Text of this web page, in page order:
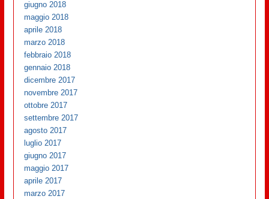
giugno 2018
maggio 2018
aprile 2018
marzo 2018
febbraio 2018
gennaio 2018
dicembre 2017
novembre 2017
ottobre 2017
settembre 2017
agosto 2017
luglio 2017
giugno 2017
maggio 2017
aprile 2017
marzo 2017